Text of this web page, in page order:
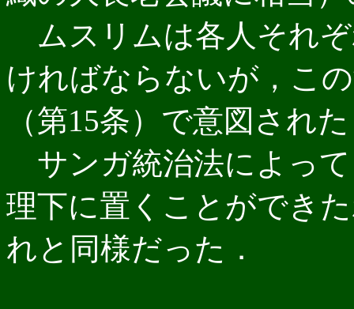
ムスリムは各人それ
ければならないが，こ
（第15条）で意図され
サンガ統治法によっ
理下に置くことができ
れと同様だった．